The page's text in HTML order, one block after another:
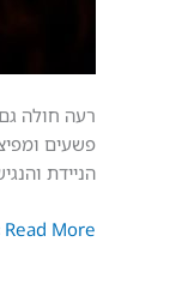
פשעים
הניידת
Read More »